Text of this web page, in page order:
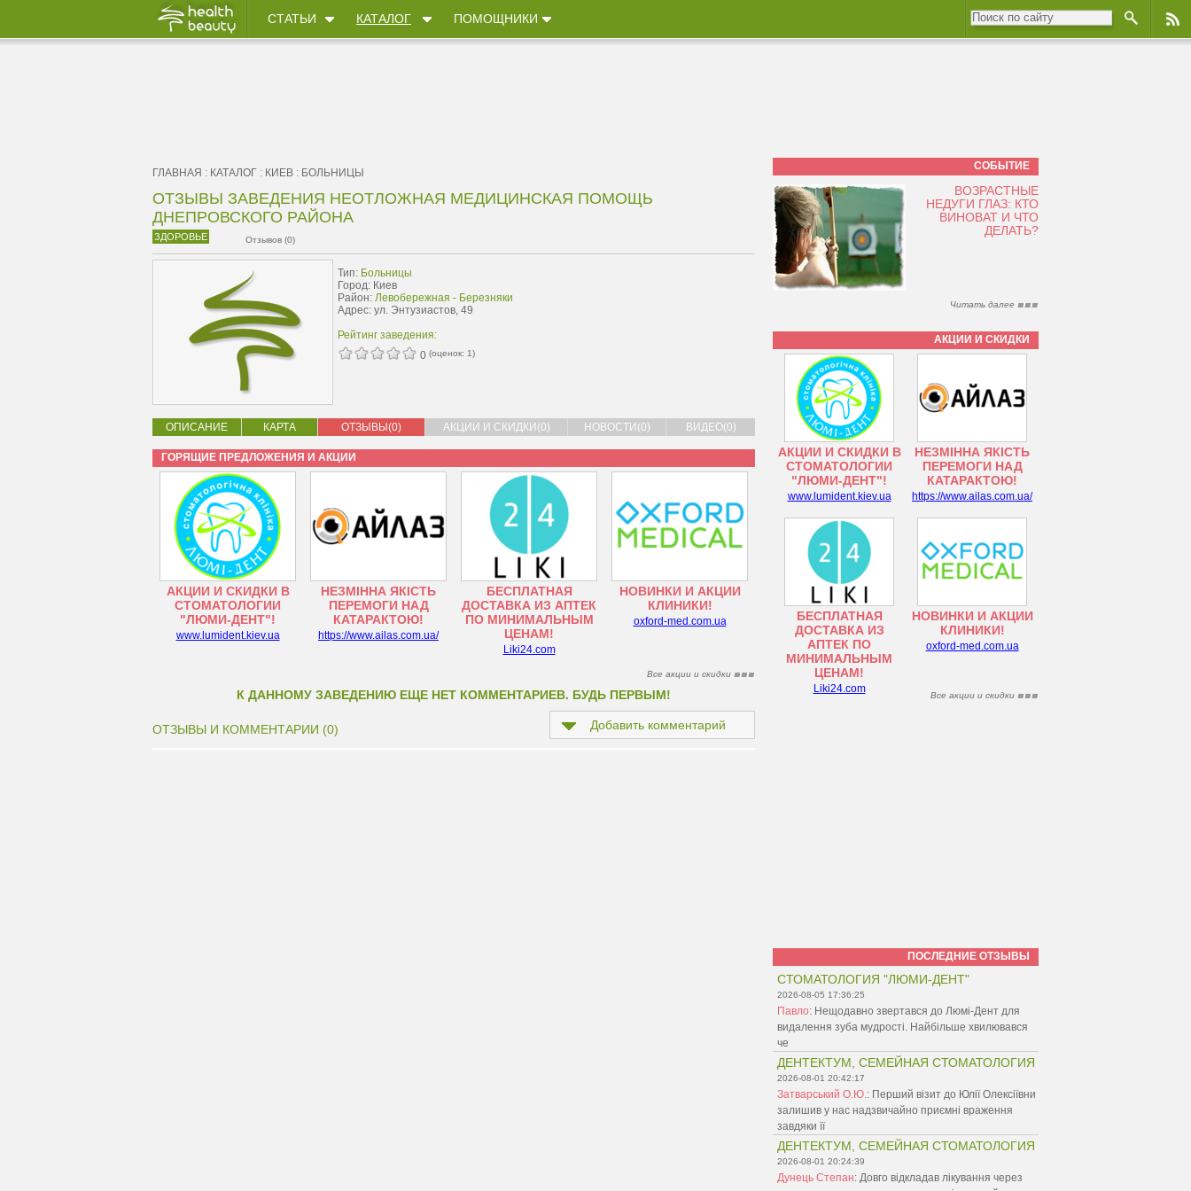
СТАТЬИ КАТАЛОГ ПОМОЩНИКИ
ГЛАВНАЯ : КАТАЛОГ : КИЕВ : БОЛЬНИЦЫ
ОТЗЫВЫ ЗАВЕДЕНИЯ НЕОТЛОЖНАЯ МЕДИЦИНСКАЯ ПОМОЩЬ
ДНЕПРОВСКОГО РАЙОНА
ЗДОРОВЬЕ Отзывов (0)
Тип: Больницы
Город: Киев
Район: Левобережная - Березняки
Адрес: ул. Энтузиастов, 49
Рейтинг заведения:
0 (оценок: 1)
ОПИСАНИЕ КАРТА ОТЗЫВЫ(0) АКЦИИ И СКИДКИ(0) НОВОСТИ(0) ВИДЕО(0)
ГОРЯЩИЕ ПРЕДЛОЖЕНИЯ И АКЦИИ
АКЦИИ И СКИДКИ В
СТОМАТОЛОГИИ
"ЛЮМИ-ДЕНТ"!
www.lumident.kiev.ua
НЕЗМІННА ЯКІСТЬ
ПЕРЕМОГИ НАД
КАТАРАКТОЮ!
https://www.ailas.com.ua/
БЕСПЛАТНАЯ
ДОСТАВКА ИЗ АПТЕК
ПО МИНИМАЛЬНЫМ
ЦЕНАМ!
Liki24.com
НОВИНКИ И АКЦИИ
КЛИНИКИ!
oxford-med.com.ua
Все акции и скидки
К ДАННОМУ ЗАВЕДЕНИЮ ЕЩЕ НЕТ КОММЕНТАРИЕВ. БУДЬ ПЕРВЫМ!
ОТЗЫВЫ И КОММЕНТАРИИ (0) Добавить комментарий
СОБЫТИЕ
ВОЗРАСТНЫЕ
НЕДУГИ ГЛАЗ: КТО
ВИНОВАТ И ЧТО
ДЕЛАТЬ?
Читать далее
АКЦИИ И СКИДКИ
АКЦИИ И СКИДКИ В
СТОМАТОЛОГИИ
"ЛЮМИ-ДЕНТ"!
www.lumident.kiev.ua
НЕЗМІННА ЯКІСТЬ
ПЕРЕМОГИ НАД
КАТАРАКТОЮ!
https://www.ailas.com.ua/
БЕСПЛАТНАЯ
ДОСТАВКА ИЗ
АПТЕК ПО
МИНИМАЛЬНЫМ
ЦЕНАМ!
Liki24.com
НОВИНКИ И АКЦИИ
КЛИНИКИ!
oxford-med.com.ua
Все акции и скидки
ПОСЛЕДНИЕ ОТЗЫВЫ
СТОМАТОЛОГИЯ "ЛЮМИ-ДЕНТ"
2026-08-05 17:36:25
Павло: Нещодавно звертався до Люмі-Дент для
видалення зуба мудрості. Найбільше хвилювався
че
ДЕНТЕКТУМ, СЕМЕЙНАЯ СТОМАТОЛОГИЯ
2026-08-01 20:42:17
Затварський О.Ю.: Перший візит до Юлії Олексіївни
залишив у нас надзвичайно приємні враження
завдяки її
ДЕНТЕКТУМ, СЕМЕЙНАЯ СТОМАТОЛОГИЯ
2026-08-01 20:24:39
Дунець Степан: Довго відкладав лікування через